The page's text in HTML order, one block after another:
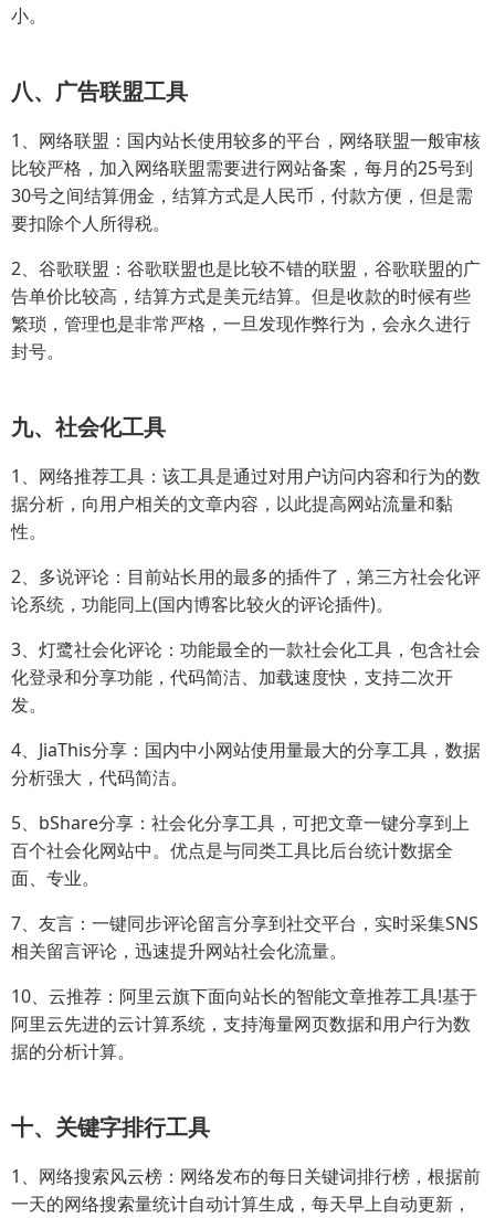
小。
八、广告联盟工具
1、网络联盟：国内站长使用较多的平台，网络联盟一般审核
比较严格，加入网络联盟需要进行网站备案，每月的25号到
30号之间结算佣金，结算方式是人民币，付款方便，但是需
要扣除个人所得税。
2、谷歌联盟：谷歌联盟也是比较不错的联盟，谷歌联盟的广
告单价比较高，结算方式是美元结算。但是收款的时候有些
繁琐，管理也是非常严格，一旦发现作弊行为，会永久进行
封号。
九、社会化工具
1、网络推荐工具：该工具是通过对用户访问内容和行为的数
据分析，向用户相关的文章内容，以此提高网站流量和黏
性。
2、多说评论：目前站长用的最多的插件了，第三方社会化评
论系统，功能同上(国内博客比较火的评论插件)。
3、灯鹭社会化评论：功能最全的一款社会化工具，包含社会
化登录和分享功能，代码简洁、加载速度快，支持二次开
发。
4、JiaThis分享：国内中小网站使用量最大的分享工具，数据
分析强大，代码简洁。
5、bShare分享：社会化分享工具，可把文章一键分享到上
百个社会化网站中。优点是与同类工具比后台统计数据全
面、专业。
7、友言：一键同步评论留言分享到社交平台，实时采集SNS
相关留言评论，迅速提升网站社会化流量。
10、云推荐：阿里云旗下面向站长的智能文章推荐工具!基于
阿里云先进的云计算系统，支持海量网页数据和用户行为数
据的分析计算。
十、关键字排行工具
1、网络搜索风云榜：网络发布的每日关键词排行榜，根据前
一天的网络搜索量统计自动计算生成，每天早上自动更新，